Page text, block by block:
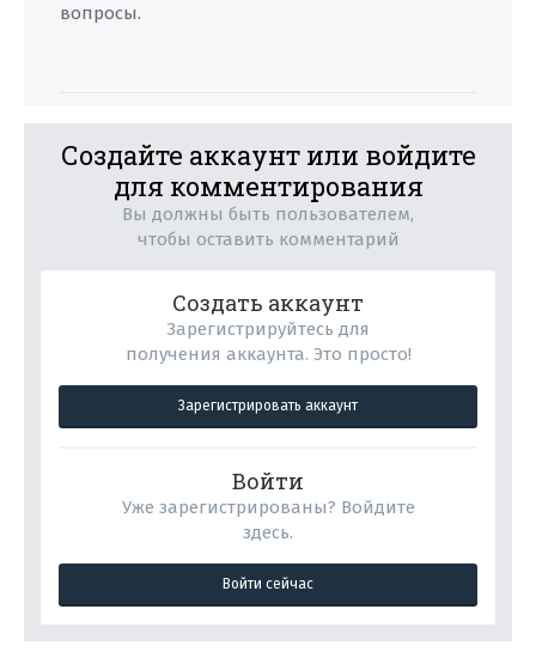
вопросы.
Создайте аккаунт или войдите
для комментирования
Вы должны быть пользователем,
чтобы оставить комментарий
Создать аккаунт
Зарегистрируйтесь для
получения аккаунта. Это просто!
Зарегистрировать аккаунт
Войти
Уже зарегистрированы? Войдите
здесь.
Войти сейчас